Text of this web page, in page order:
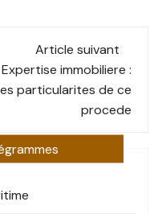
Article suivant
Expertise immobiliere :
particularites de ce
procede